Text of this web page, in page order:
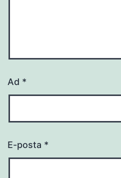
Ad *
E-posta *